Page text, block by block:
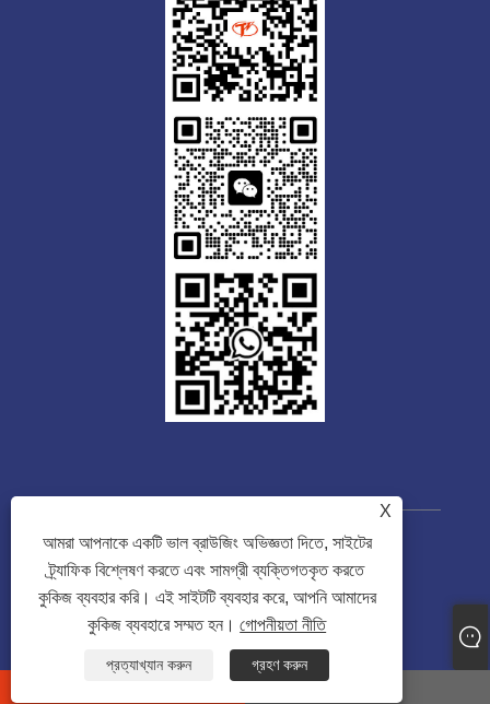
কপিরাইট © 2023 Guangdong Tongwei
Machinery Co., Ltd. সর্বস্বত্ব সংরক্ষিত৷
Links
Sitemap RSS
গোপনীয়তা নীতি
X
আমরা আপনাকে একটি ভাল ব্রাউজিং অভিজ্ঞতা দিতে, সাইটের
ট্র্যাফিক বিশ্লেষণ করতে এবং সামগ্রী ব্যক্তিগতকৃত করতে
কুকিজ ব্যবহার করি। এই সাইটটি ব্যবহার করে, আপনি আমাদের
কুকিজ ব্যবহারে সম্মত হন।গোপনীয়তা নীতি
প্রত্যাখ্যান করুন গ্রহণ করুন